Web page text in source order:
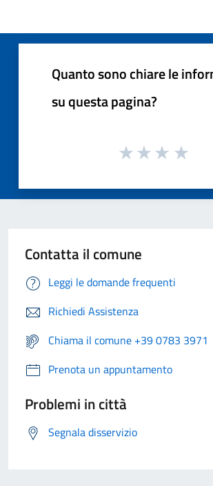
Quanto sono chiare le
su questa pagina?
Contatta il comune
Leggi le domande frequenti
Richiedi Assistenza
Chiama il comune +39 0783 3971
Prenota un appuntamento
Problemi in città
Segnala disservizio